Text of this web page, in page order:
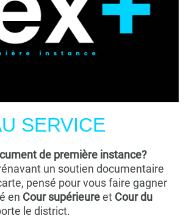
SERVICE
de première instance?
un soutien documentaire
pensé pour vous faire gagner
en Cour supérieureet Cour du
le district.